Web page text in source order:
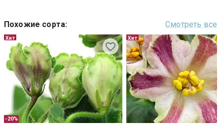
Похожие сорта: Смотреть все
-20%
Хит Хит